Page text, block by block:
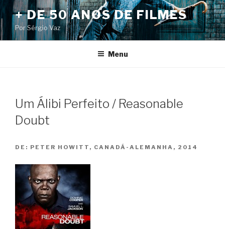
Pular
para
o
conteúdo
+ DE 50 ANOS DE FILMES
Por Sérgio Vaz
Menu
Um Álibi Perfeito / Reasonable
Doubt
DE: PETER HOWITT, CANADÁ-ALEMANHA, 2014